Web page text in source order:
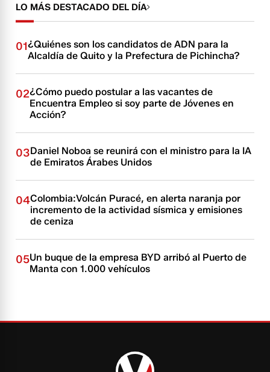
LO MÁS DESTACADO DEL DÍA
01¿Quiénes son los candidatos de ADN para la
Alcaldía de Quito y la Prefectura de Pichincha?
02¿Cómo puedo postular a las vacantes de
Encuentra Empleo si soy parte de Jóvenes en
Acción?
03Daniel Noboa se reunirá con el ministro para la IA
de Emiratos Árabes Unidos
04Colombia:Volcán Puracé, en alerta naranja por
incremento de la actividad sísmica y emisiones
de ceniza
05Un buque de la empresa BYD arribó al Puerto de
Manta con 1.000 vehículos